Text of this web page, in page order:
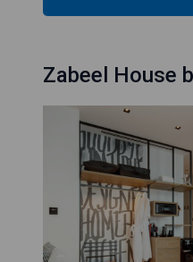
Zabeel House